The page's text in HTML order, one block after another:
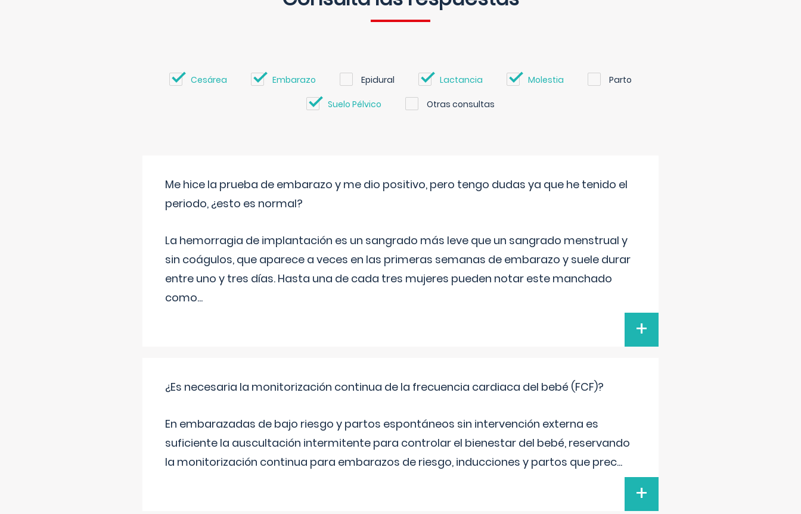
Cesárea Embarazo Epidural Lactancia Molestia Parto
Suelo Pélvico Otras consultas
Me hice la prueba de embarazo y me dio positivo, pero tengo dudas ya que he tenido el
periodo, ¿esto es normal?
La hemorragia de implantación es un sangrado más leve que un sangrado menstrual y
sin coágulos, que aparece a veces en las primeras semanas de embarazo y suele durar
entre uno y tres días. Hasta una de cada tres mujeres pueden notar este manchado
como...
+
¿Es necesaria la monitorización continua de la frecuencia cardiaca del bebé (FCF)?
En embarazadas de bajo riesgo y partos espontáneos sin intervención externa es
suficiente la auscultación intermitente para controlar el bienestar del bebé, reservando
la monitorización continua para embarazos de riesgo, inducciones y partos que prec...
+